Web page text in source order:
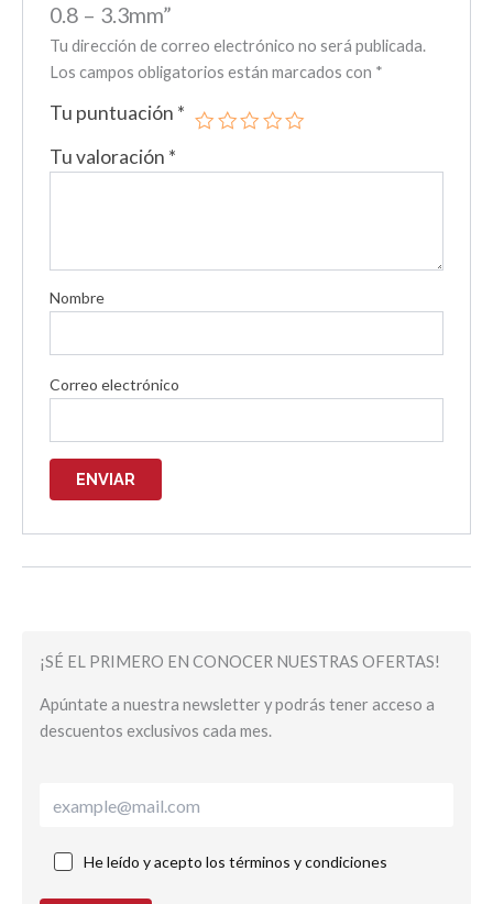
0.8 – 3.3mm”
Tu dirección de correo electrónico no será publicada.
Los campos obligatorios están marcados con *
Tu puntuación *
Tu valoración *
Nombre
Correo electrónico
¡SÉ EL PRIMERO EN CONOCER NUESTRAS OFERTAS!
Apúntate a nuestra newsletter y podrás tener acceso a
descuentos exclusivos cada mes.
He leído y acepto los términos y condiciones